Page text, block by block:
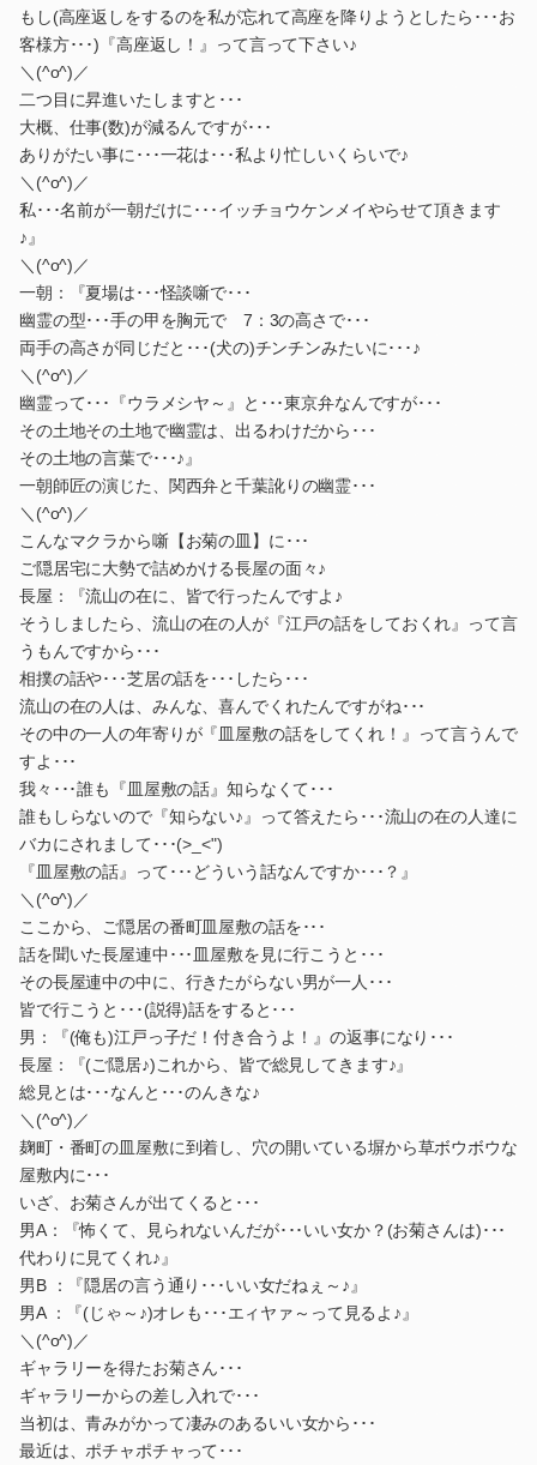
もし(高座返しをするのを私が忘れて高座を降りようとしたら･･･お
客様方･･･)『高座返し！』って言って下さい♪
＼(^o^)／
二つ目に昇進いたしますと･･･
大概、仕事(数)が減るんですが･･･
ありがたい事に･･･一花は･･･私より忙しいくらいで♪
＼(^o^)／
私･･･名前が一朝だけに･･･イッチョウケンメイやらせて頂きます
♪』
＼(^o^)／
一朝：『夏場は･･･怪談噺で･･･
幽霊の型･･･手の甲を胸元で 7：3の高さで･･･
両手の高さが同じだと･･･(犬の)チンチンみたいに･･･♪
＼(^o^)／
幽霊って･･･『ウラメシヤ～』と･･･東京弁なんですが･･･
その土地その土地で幽霊は、出るわけだから･･･
その土地の言葉で･･･♪』
一朝師匠の演じた、関西弁と千葉訛りの幽霊･･･
＼(^o^)／
こんなマクラから噺【お菊の皿】に･･･
ご隠居宅に大勢で詰めかける長屋の面々♪
長屋：『流山の在に、皆で行ったんですよ♪
そうしましたら、流山の在の人が『江戸の話をしておくれ』って言
うもんですから･･･
相撲の話や･･･芝居の話を･･･したら･･･
流山の在の人は、みんな、喜んでくれたんですがね･･･
その中の一人の年寄りが『皿屋敷の話をしてくれ！』って言うんで
すよ･･･
我々･･･誰も『皿屋敷の話』知らなくて･･･
誰もしらないので『知らない♪』って答えたら･･･流山の在の人達に
バカにされまして･･･(>_<")
『皿屋敷の話』って･･･どういう話なんですか･･･？』
＼(^o^)／
ここから、ご隠居の番町皿屋敷の話を･･･
話を聞いた長屋連中･･･皿屋敷を見に行こうと･･･
その長屋連中の中に、行きたがらない男が一人･･･
皆で行こうと･･･(説得)話をすると･･･
男：『(俺も)江戸っ子だ！付き合うよ！』の返事になり･･･
長屋：『(ご隠居♪)これから、皆で総見してきます♪』
総見とは･･･なんと･･･のんきな♪
＼(^o^)／
麹町・番町の皿屋敷に到着し、穴の開いている塀から草ボウボウな
屋敷内に･･･
いざ、お菊さんが出てくると･･･
男A：『怖くて、見られないんだが･･･いい女か？(お菊さんは)･･･
代わりに見てくれ♪』
男B ：『隠居の言う通り･･･いい女だねぇ～♪』
男A ：『(じゃ～♪)オレも･･･エィヤァ～って見るよ♪』
＼(^o^)／
ギャラリーを得たお菊さん･･･
ギャラリーからの差し入れで･･･
当初は、青みがかって凄みのあるいい女から･･･
最近は、ポチャポチャって･･･